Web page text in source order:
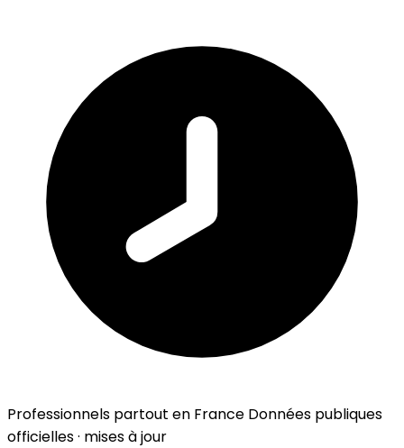
Professionnels partout en France Données publiques
officielles · mises à jour